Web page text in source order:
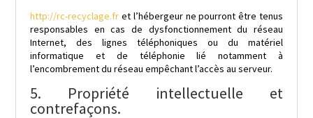
http://rc-recyclage.fr et l’hébergeur ne pourront être tenus
responsables en cas de dysfonctionnement du réseau
Internet, des lignes téléphoniques ou du matériel
informatique et de téléphonie lié notamment à
l’encombrement du réseau empêchant l’accès au serveur.
5. Propriété intellectuelle et
contrefaçons.